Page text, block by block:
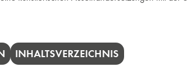
INHALTSVERZEICHNIS